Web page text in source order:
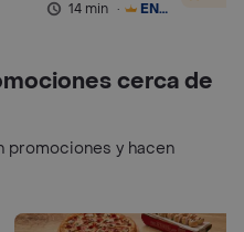
14 min · ENVÍO GRATIS
cerca de
promociones y hacen